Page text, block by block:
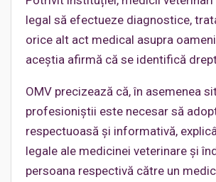
legal să efectueze diagnostice,
orice alt act medical asupra
aceștia afirmă că se identifică
OMV precizează că, în asemenea
profesioniștii este necesar să
respectuoasă și informativă,
legale ale medicinei veterinare și
persoana respectivă către un